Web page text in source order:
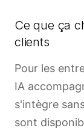
Ce que ça
clients
Pour les
IA
s'intègre
sont